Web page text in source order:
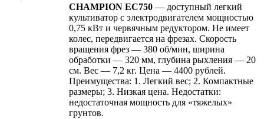
CHAMPION EC750 — доступный легкий
культиватор с электродвигателем мощностью
0,75 кВт и червячным редуктором. Не имеет
колес, передвигается на фрезах. Скорость
вращения фрез — 380 об/мин, ширина
обработки — 320 мм, глубина рыхления — 20
см. Вес — 7,2 кг. Цена — 4400 рублей.
Преимущества: 1. Легкий вес; 2. Компактные
размеры; 3. Низкая цена. Недостатки:
недостаточная мощность для «тяжелых»
грунтов.